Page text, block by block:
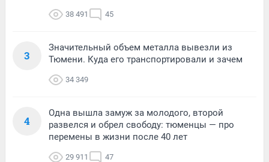
38 491 45
3
Значительный объем металла вывезли из
Тюмени. Куда его транспортировали и зачем
34 349
4
Одна вышла замуж за молодого, второй
развелся и обрел свободу: тюменцы — про
перемены в жизни после 40 лет
29 911 47